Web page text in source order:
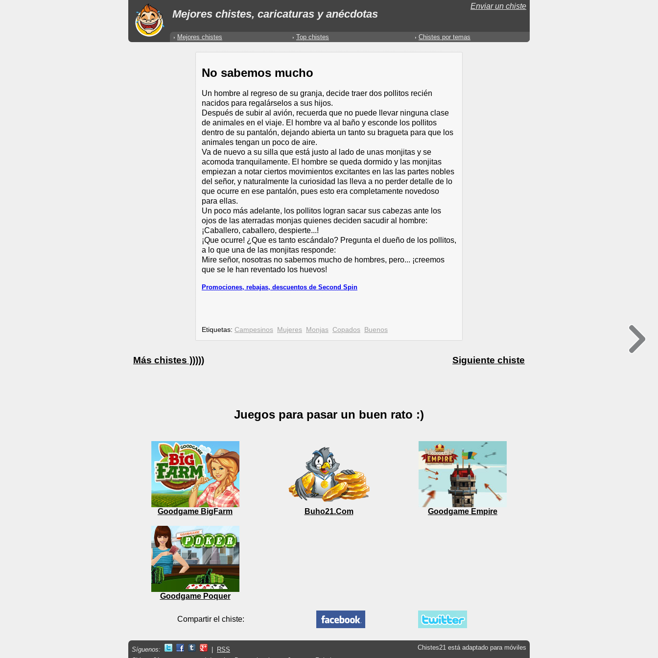
Mejores chistes, caricaturas y anécdotas
Enviar un chiste
Mejores chistes Top chistes Chistes por temas
No sabemos mucho
Un hombre al regreso de su granja, decide traer dos pollitos recién
nacidos para regalárselos a sus hijos.
Después de subir al avión, recuerda que no puede llevar ninguna clase
de animales en el viaje. El hombre va al baño y esconde los pollitos
dentro de su pantalón, dejando abierta un tanto su bragueta para que los
animales tengan un poco de aire.
Va de nuevo a su silla que está justo al lado de unas monjitas y se
acomoda tranquilamente. El hombre se queda dormido y las monjitas
empiezan a notar ciertos movimientos excitantes en las las partes nobles
del señor, y naturalmente la curiosidad las lleva a no perder detalle de lo
que ocurre en ese pantalón, pues esto era completamente novedoso
para ellas.
Un poco más adelante, los pollitos logran sacar sus cabezas ante los
ojos de las aterradas monjas quienes deciden sacudir al hombre:
¡Caballero, caballero, despierte...!
¡Que ocurre! ¿Que es tanto escándalo? Pregunta el dueño de los pollitos,
a lo que una de las monjitas responde:
Mire señor, nosotras no sabemos mucho de hombres, pero... ¡creemos
que se le han reventado los huevos!
Promociones, rebajas, descuentos de Second Spin
Etiquetas: Campesinos Mujeres Monjas Copados Buenos
Más chistes ))))) Siguiente chiste
Juegos para pasar un buen rato :)
Goodgame BigFarm Buho21.Com Goodgame Empire
Goodgame Poquer
Compartir el chiste:
Síguenos: RSS
Chistes21 está adaptado para móviles